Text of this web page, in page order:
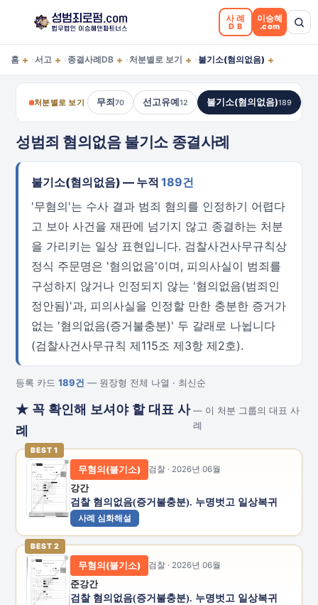
사례
DB
이승혜
.com
홈 + ›서고 + › 종결사례DB + › 처분별로 보기 + › 불기소(혐의없음) +
처분별로 보기 무죄70 선고유예12 불기소(혐의없음)189
성범죄 혐의없음 불기소 종결사례
불기소(혐의없음) — 누적 189건
'무혐의'는 수사 결과 범죄 혐의를 인정하기 어렵다
고 보아 사건을 재판에 넘기지 않고 종결하는 처분
을 가리키는 일상 표현입니다. 검찰사건사무규칙상
정식 주문명은 '혐의없음'이며, 피의사실이 범죄를
구성하지 않거나 인정되지 않는 '혐의없음(범죄인
정안됨)'과, 피의사실을 인정할 만한 충분한 증거가
없는 '혐의없음(증거불충분)' 두 갈래로 나뉩니다
(검찰사건사무규칙 제115조 제3항 제2호).
등록 카드 189건 — 원장형 전체 나열 · 최신순
★ 꼭 확인해 보셔야 할 대표 사
례
— 이 처분 그룹의 대표 사
례
BEST 1
무혐의(불기소) 검찰 · 2026년 06월
강간
검찰 혐의없음(증거불충분). 누명벗고 일상복귀
사례 심화해설
BEST 2
무혐의(불기소) 검찰 · 2026년 06월
준강간
검찰 혐의없음(증거불충분). 누명벗고 일상복귀